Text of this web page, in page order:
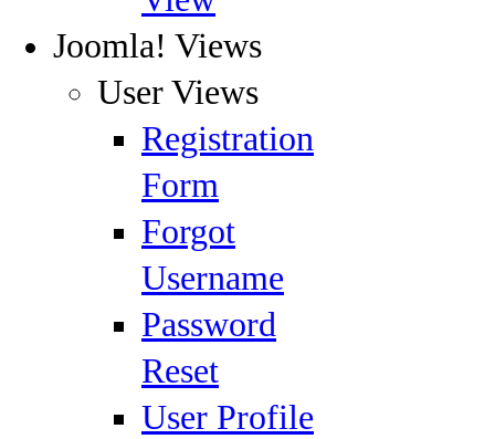
Joomla! Views
User Views
Registration
Form
Forgot
Username
Password
Reset
User Profile